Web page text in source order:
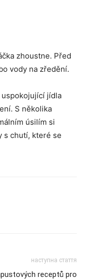
zhoustne. Před
vody na zředění.
jídla
S několika
úsilím si
s chutí, které se
наступна стаття
receptů pro